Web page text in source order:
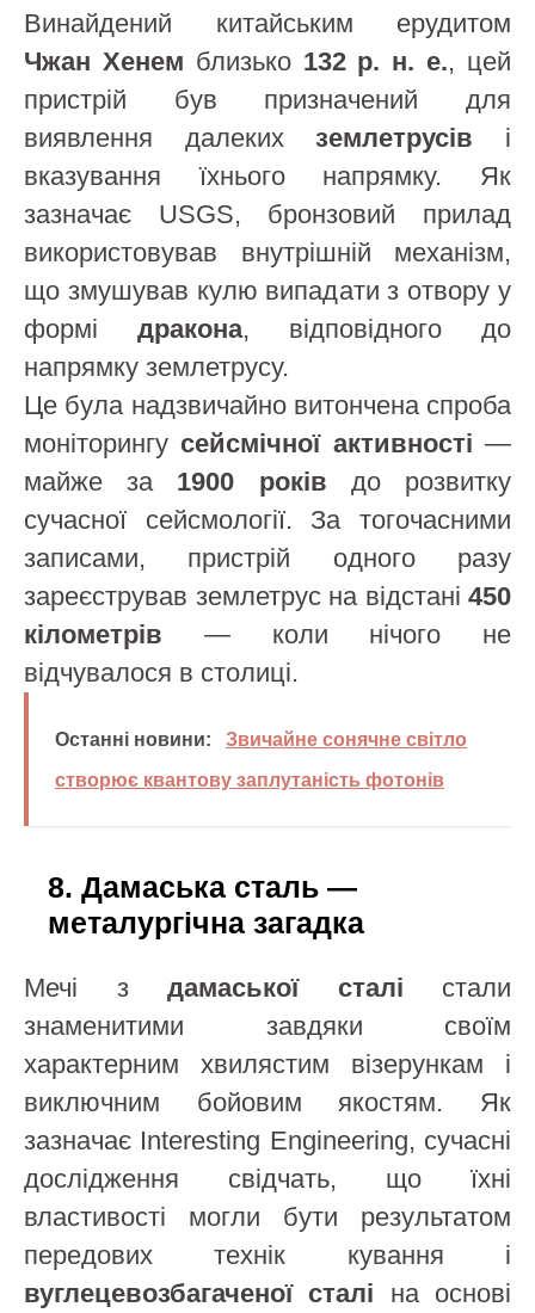
Винайдений китайським ерудитом
Чжан Хенем близько 132 р. н. е., цей
пристрій був призначений для
виявлення далекихземлетрусів і
вказування їхнього напрямку. Як
зазначає USGS, бронзовий прилад
використовував внутрішній механізм,
що змушував кулю випадати з отвору у
формі дракона, відповідного до
напрямку землетрусу.
Це була надзвичайно витончена спроба
моніторингу сейсмічної активності —
майже за 1900 років до розвитку
сучасної сейсмології. За тогочасними
записами, пристрій одного разу
зареєстрував землетрус на відстані 450
кілометрів — коли нічого не
відчувалося в столиці.
Останні новини:
Звичайне сонячне світло
створює квантову заплутаність фотонів
8. Дамаська сталь —
металургічна загадка
Мечі з дамаської сталі стали
знаменитими завдяки своїм
характерним хвилястим візерункам і
виключним бойовим якостям. Як
зазначає Interesting Engineering, сучасні
дослідження свідчать, що їхні
властивості могли бути результатом
передових технік кування і
вуглецевозбагаченої сталі на основі